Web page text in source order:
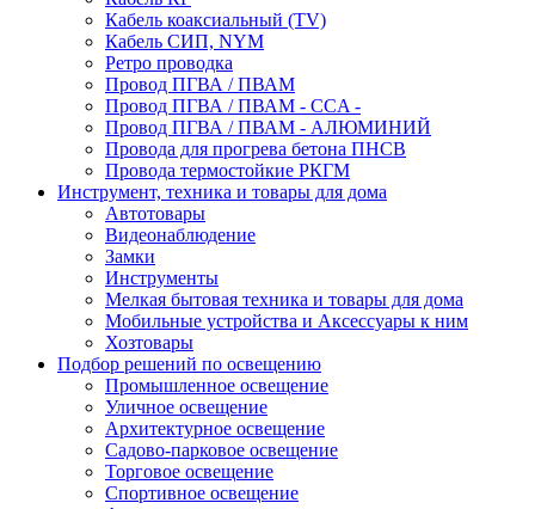
Кабель коаксиальный (TV)
Кабель СИП, NYM
Ретро проводка
Провод ПГВА / ПВАМ
Провод ПГВА / ПВАМ - CCA -
Провод ПГВА / ПВАМ - АЛЮМИНИЙ
Провода для прогрева бетона ПНСВ
Провода термостойкие РКГМ
Инструмент, техника и товары для дома
Автотовары
Видеонаблюдение
Замки
Инструменты
Мелкая бытовая техника и товары для дома
Мобильные устройства и Аксессуары к ним
Хозтовары
Подбор решений по освещению
Промышленное освещение
Уличное освещение
Архитектурное освещение
Садово-парковое освещение
Торговое освещение
Спортивное освещение